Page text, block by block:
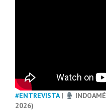
#ENTREVISTA|
2026)